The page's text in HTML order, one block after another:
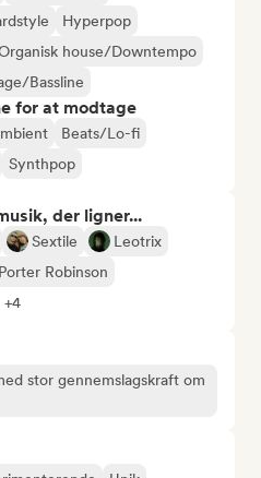
Hyperpop
house/Downtempo
Bassline
for at modtage
Beats/Lo-fi
Synthpop
der ligner...
Sextile
Leotrix
Porter Robinson
+4
stor gennemslagskraft om